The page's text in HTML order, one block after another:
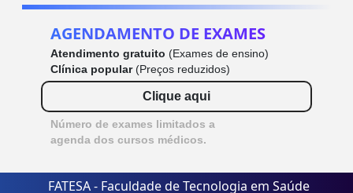
AGENDAMENTO DE EXAMES
Atendimento gratuito (Exames de ensino)
Clínica popular(Preços reduzidos)
Clique aqui
Número de exames limitados a
agenda dos cursos médicos.
FATESA - Faculdade de Tecnologia em Saúde